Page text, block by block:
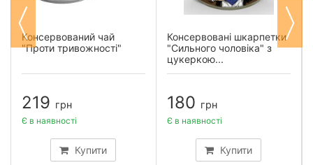
Консервований чай
"Проти тривожності"
219 грн
Купити
Є в наявності
Консервовані шкарпетки
"Сильного чоловіка" з
цукеркою...
180 грн
Купити
Є в наявності